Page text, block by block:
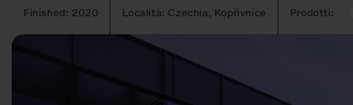
Finished: 2020 Località: Czechia, Kopřivnice Prodotti: